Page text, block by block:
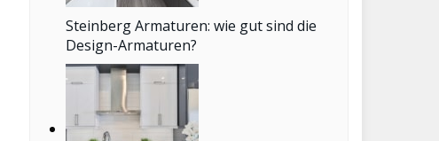
Steinberg Armaturen: wie gut sind die
Design-Armaturen?